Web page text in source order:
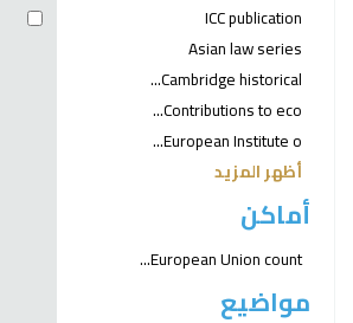
ICC publication
Asian law series
Cambridge historical...
Contributions to eco...
European Institute o...
أظهر المزيد
أماكن
European Union count...
مواضيع